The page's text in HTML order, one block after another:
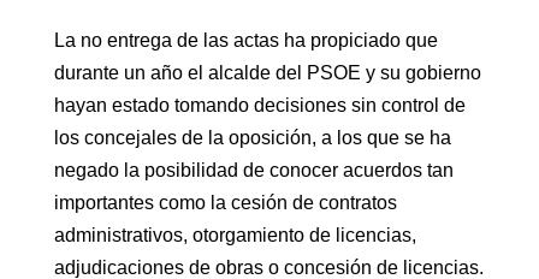
La no entrega de las actas ha propiciado que
durante un año el alcalde del PSOE y su gobierno
hayan estado tomando decisiones sin control de
los concejales de la oposición, a los que se ha
negado la posibilidad de conocer acuerdos tan
importantes como la cesión de contratos
administrativos, otorgamiento de licencias,
adjudicaciones de obras o concesión de licencias.